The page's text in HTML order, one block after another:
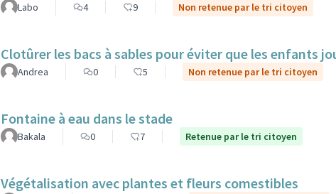
Labo 4 9 Non retenue par le tri citoyen
Clotûrer les bacs à sables pour éviter que les enfants
Andrea 0 5 Non retenue par le tri citoyen
Fontaine à eau dans le stade
Bakala 0 7 Retenue par le tri citoyen
Végétalisation avec plantes et fleurs comestibles